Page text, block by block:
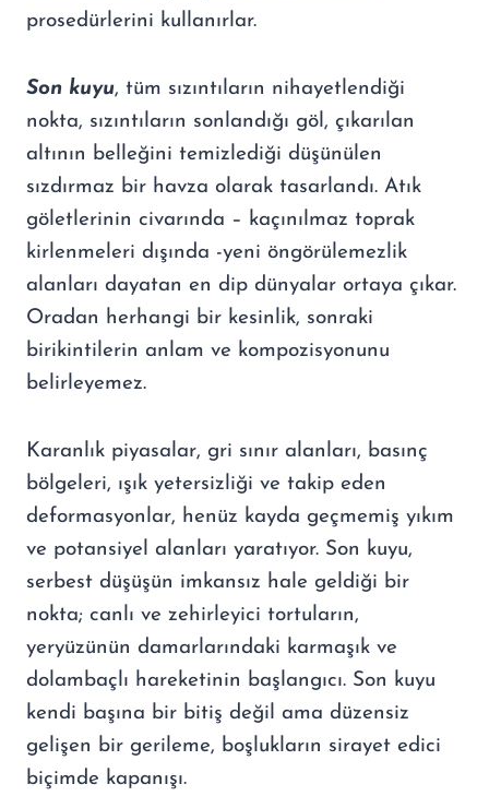
prosedürlerini kullanırlar.
Son kuyu, tüm sızıntıların nihayetlendiği
nokta, sızıntıların sonlandığı göl, çıkarılan
altının belleğini temizlediği düşünülen
sızdırmaz bir havza olarak tasarlandı. Atık
göletlerinin civarında – kaçınılmaz toprak
kirlenmeleri dışında -yeni öngörülemezlik
alanları dayatan en dip dünyalar ortaya çıkar.
Oradan herhangi bir kesinlik, sonraki
birikintilerin anlam ve kompozisyonunu
belirleyemez.
Karanlık piyasalar, gri sınır alanları, basınç
bölgeleri, ışık yetersizliği ve takip eden
deformasyonlar, henüz kayda geçmemiş yıkım
ve potansiyel alanları yaratıyor. Son kuyu,
serbest düşüşün imkansız hale geldiği bir
nokta; canlı ve zehirleyici tortuların,
yeryüzünün damarlarındaki karmaşık ve
dolambaçlı hareketinin başlangıcı. Son kuyu
kendi başına bir bitiş değil ama düzensiz
gelişen bir gerileme, boşlukların sirayet edici
biçimde kapanışı.